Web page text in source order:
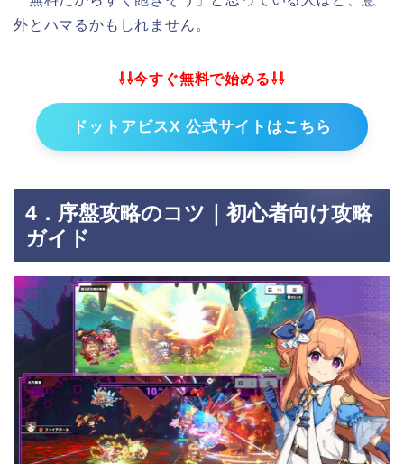
外とハマるかもしれません。
⇩⇩今すぐ無料で始める⇩⇩
ドットアビスX 公式サイトはこちら
4．序盤攻略のコツ｜初心者向け攻略
ガイド